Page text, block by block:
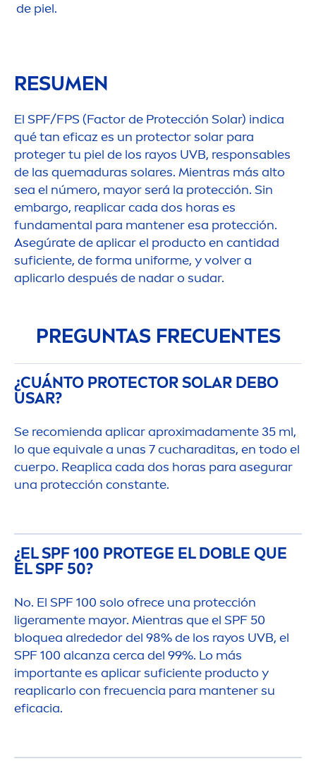
de piel.
RESUMEN
El SPF/FPS (Factor de Protección Solar) indica
qué tan eficaz es un protector solar para
proteger tu piel de los rayos UVB, responsables
de las quemaduras solares. Mientras más alto
sea el número, mayor será la protección. Sin
embargo, reaplicar cada dos horas es
fundamental para mantener esa protección.
Asegúrate de aplicar el producto en cantidad
suficiente, de forma uniforme, y volver a
aplicarlo después de nadar o sudar.
PREGUNTAS FRECUENTES
¿CUÁNTO PROTECTOR SOLAR DEBO
USAR?
Se recomienda aplicar aproximadamente 35 ml,
lo que equivale a unas 7 cucharaditas, en todo el
cuerpo. Reaplica cada dos horas para asegurar
una protección constante.
¿EL SPF 100 PROTEGE EL DOBLE QUE
EL SPF 50?
No. El SPF 100 solo ofrece una protección
ligeramente mayor. Mientras que el SPF 50
bloquea alrededor del 98% de los rayos UVB, el
SPF 100 alcanza cerca del 99%. Lo más
importante es aplicar suficiente producto y
reaplicarlo con frecuencia para mantener su
eficacia.